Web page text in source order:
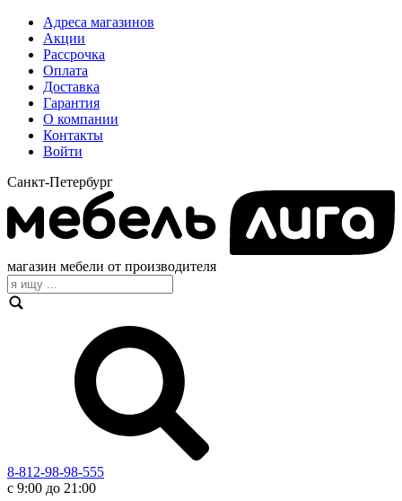
Адреса магазинов
Акции
Рассрочка
Оплата
Доставка
Гарантия
О компании
Контакты
Войти
Санкт-Петербург
магазин мебели от производителя
8-812-98-98-555
с 9:00 до 21:00